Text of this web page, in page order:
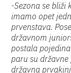
-Sezona se bliži
imamo opet
prvenstava.
državnom
postala
paru su
državna